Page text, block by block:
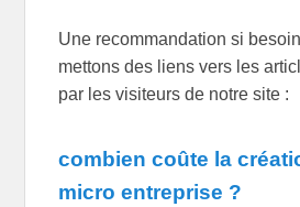
Une recommandation si
mettons des liens vers les
par les visiteurs de notre site :
combien coûte la
micro entreprise ?